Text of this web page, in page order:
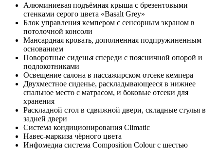
Алюминиевая подъёмная крыша с брезентовыми
стенками серого цвета «Basalt Grey»
Блок управления кемпером с сенсорным экраном в
потолочной консоли
Мансардная кровать, дополненная подпружиненным
основанием
Поворотные сиденья спереди с поясничной опорой и
подлокотниками
Освещение салона в пассажирском отсеке кемпера
Двухместное сиденье, раскладывающееся в нижнее
спальное место с матрасом, и боковые отсеки для
хранения
Раскладной стол в сдвижной двери, складные стулья в
задней двери
Система кондиционирования Climatic
Навес-маркиза чёрного цвета
Инфомедиа система Composition Colour с шестью